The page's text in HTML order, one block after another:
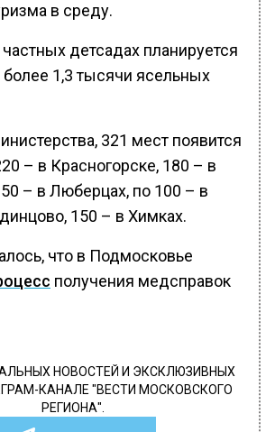
в среду.
детсадах планируется
более 1,3 тысячи ясельных
321 мест появится
– в Красногорске, 180 – в
– в Люберцах, по 100 – в
150 – в Химках.
что в Подмосковье
получения медсправок
НОВОСТЕЙ И ЭКСКЛЮЗИВНЫХ
КАНАЛЕ "ВЕСТИ МОСКОВСКОГО
РЕГИОНА".